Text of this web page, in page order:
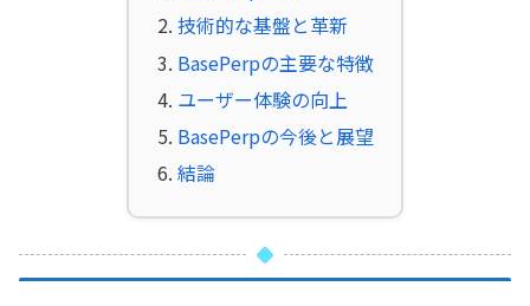
技術的な基盤と革新
BasePerpの主要な特徴
ユーザー体験の向上
BasePerpの今後と展望
結論